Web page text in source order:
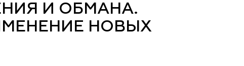
И ОБМАНА.
НОВЫХ